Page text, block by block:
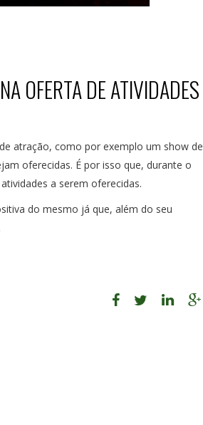
OFERTA DE ATIVIDADES
atração, como por exemplo um show de
oferecidas. É por isso que, durante o
a serem oferecidas.
do mesmo já que, além do seu